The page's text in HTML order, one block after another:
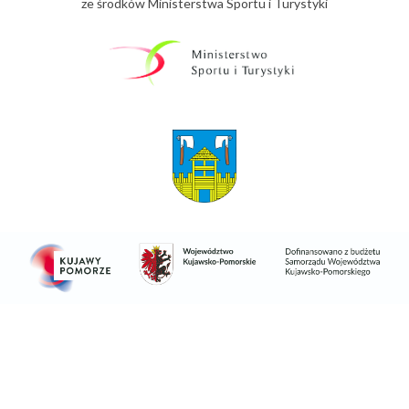
ze środków Ministerstwa Sportu i Turystyki